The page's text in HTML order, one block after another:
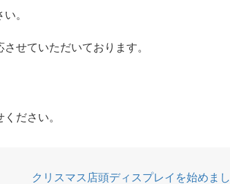
。
せていただいております。
ださい。
クリスマス店頭ディスプレイを始めまし